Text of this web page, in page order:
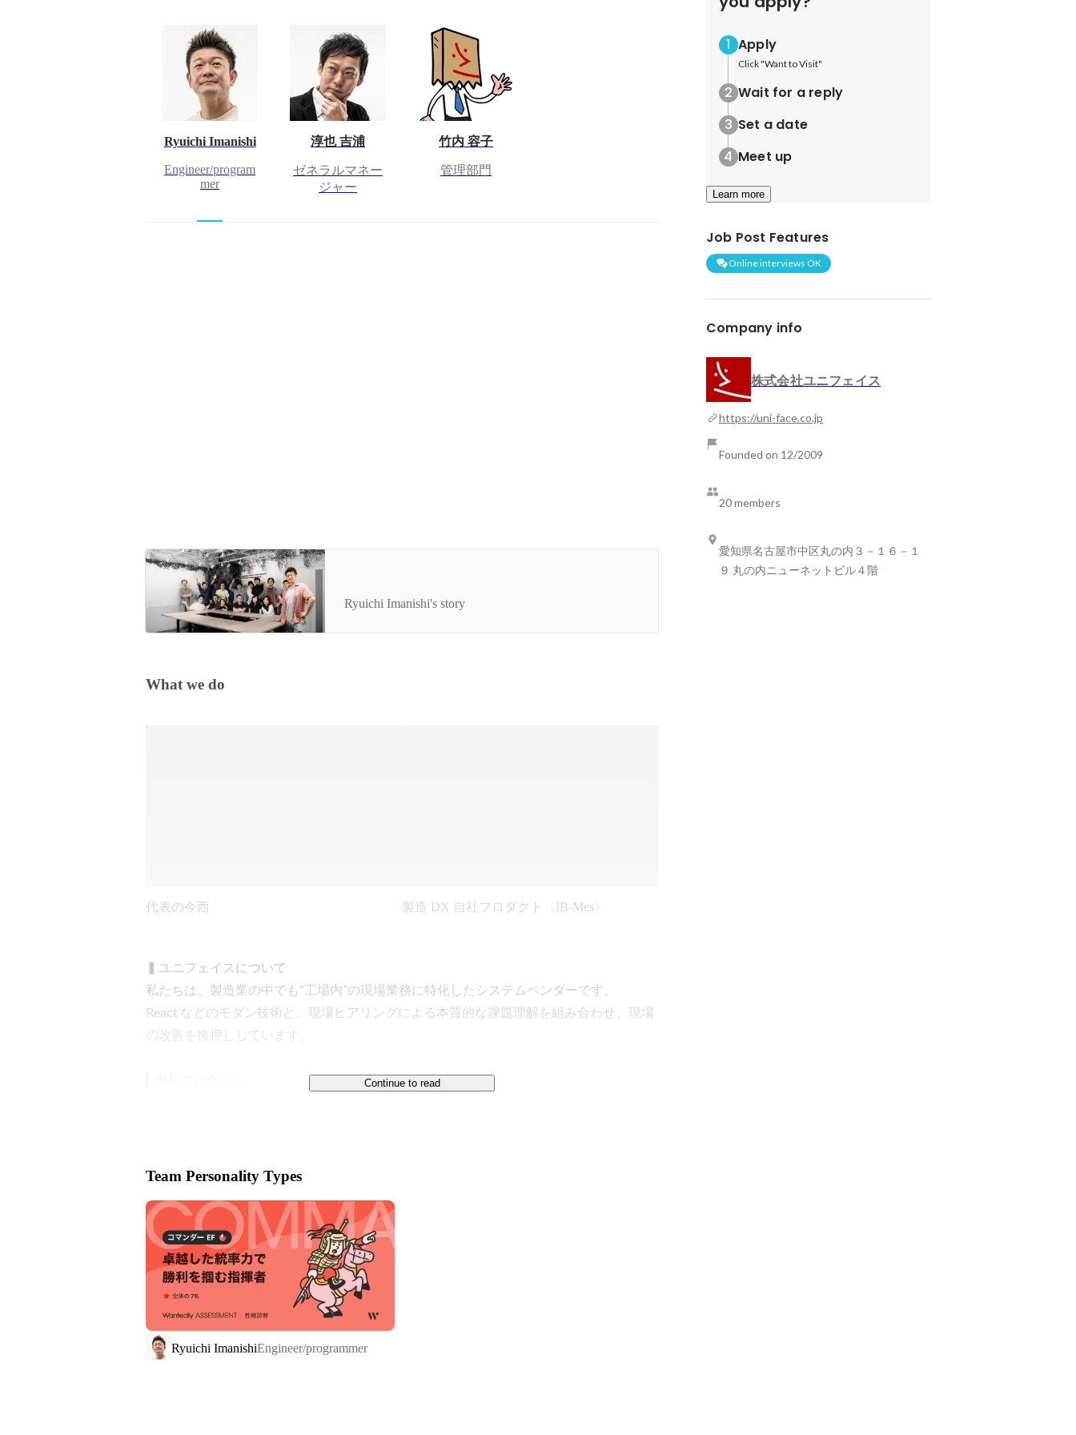
Ryuichi Imanishi
Engineer/program
mer
淳也 吉浦
ゼネラルマネー
ジャー
竹内 容子
管理部門
会社となったか？
Ryuichi Imanishi's story
What we do
代表の今西 製造 DX 自社プロダクト〈IB-Mes〉
▍ユニフェイスについて
私たちは、製造業の中でも“工場内”の現場業務に特化したシステムベンダーです。
React などのモダン技術と、現場ヒアリングによる本質的な課題理解を組み合わせ、現場
の改善を後押ししています。
https://uni-face.co.jp/factoryib/
https://youtu.be/UIsOWwO0HQc?si=gQ1coWL65dYHwVc_
国内大手メーカーとの直接取引を継続しており、社員20名以下の規模ながら「技術力 ×
信頼力」で選ばれています。
Continue to read
Team Personality Types
Ryuichi ImanishiEngineer/programmer
Apply
Click "Want to Visit"
Wait for a reply
Set a date
Meet up
Learn more
Job Post Features
Online interviews OK
Company info
株式会社ユニフェイス
https://uni-face.co.jp
Founded on 12/2009
20 members
愛知県名古屋市中区丸の内３－１６－１
９ 丸の内ニューネットビル４階